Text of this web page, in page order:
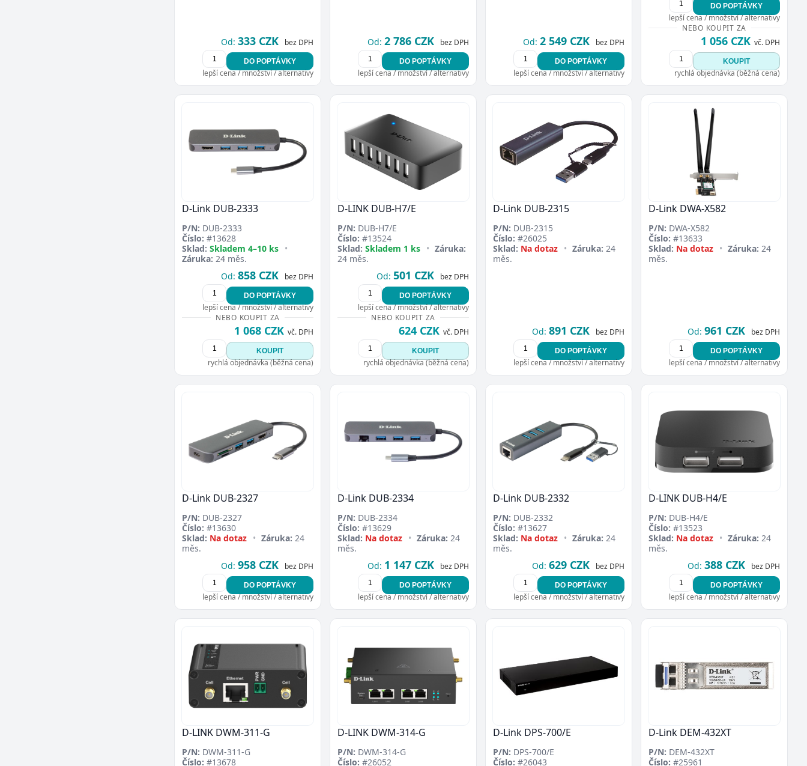
Přejít do poptávky Zavřít
Od: 333 CZK bez DPH
DO POPTÁVKY
lepší cena / množství / alternativy
Od: 2 786 CZK bez DPH
DO POPTÁVKY
lepší cena / množství / alternativy
Od: 2 549 CZK bez DPH
DO POPTÁVKY
lepší cena / množství / alternativy
DO POPTÁVKY
lepší cena / množství / alternativy
NEBO KOUPIT ZA
1 056 CZK vč. DPH
KOUPIT
rychlá objednávka (běžná cena)
D-Link DUB-2333
P/N: DUB-2333
Číslo: #13628
Sklad: Skladem 4–10 ks •
Záruka: 24 měs.
Od: 858 CZK bez DPH
DO POPTÁVKY
lepší cena / množství / alternativy
NEBO KOUPIT ZA
1 068 CZK vč. DPH
KOUPIT
rychlá objednávka (běžná cena)
D-LINK DUB-H7/E
P/N: DUB-H7/E
Číslo: #13524
Sklad: Skladem 1 ks • Záruka:
24 měs.
Od: 501 CZK bez DPH
DO POPTÁVKY
lepší cena / množství / alternativy
NEBO KOUPIT ZA
624 CZK vč. DPH
KOUPIT
rychlá objednávka (běžná cena)
D-Link DUB-2315
P/N: DUB-2315
Číslo: #26025
Sklad: Na dotaz • Záruka: 24
měs.
Od: 891 CZK bez DPH
DO POPTÁVKY
lepší cena / množství / alternativy
D-Link DWA-X582
P/N: DWA-X582
Číslo: #13633
Sklad: Na dotaz • Záruka: 24
měs.
Od: 961 CZK bez DPH
DO POPTÁVKY
lepší cena / množství / alternativy
D-Link DUB-2327
P/N: DUB-2327
Číslo: #13630
Sklad: Na dotaz • Záruka: 24
měs.
Od: 958 CZK bez DPH
DO POPTÁVKY
lepší cena / množství / alternativy
D-Link DUB-2334
P/N: DUB-2334
Číslo: #13629
Sklad: Na dotaz • Záruka: 24
měs.
Od: 1 147 CZK bez DPH
DO POPTÁVKY
lepší cena / množství / alternativy
D-Link DUB-2332
P/N: DUB-2332
Číslo: #13627
Sklad: Na dotaz • Záruka: 24
měs.
Od: 629 CZK bez DPH
DO POPTÁVKY
lepší cena / množství / alternativy
D-LINK DUB-H4/E
P/N: DUB-H4/E
Číslo: #13523
Sklad: Na dotaz • Záruka: 24
měs.
Od: 388 CZK bez DPH
DO POPTÁVKY
lepší cena / množství / alternativy
D-LINK DWM-311-G
P/N: DWM-311-G
Číslo: #13678
D-LINK DWM-314-G
P/N: DWM-314-G
Číslo: #26052
D-Link DPS-700/E
P/N: DPS-700/E
Číslo: #26043
D-Link DEM-432XT
P/N: DEM-432XT
Číslo: #25961